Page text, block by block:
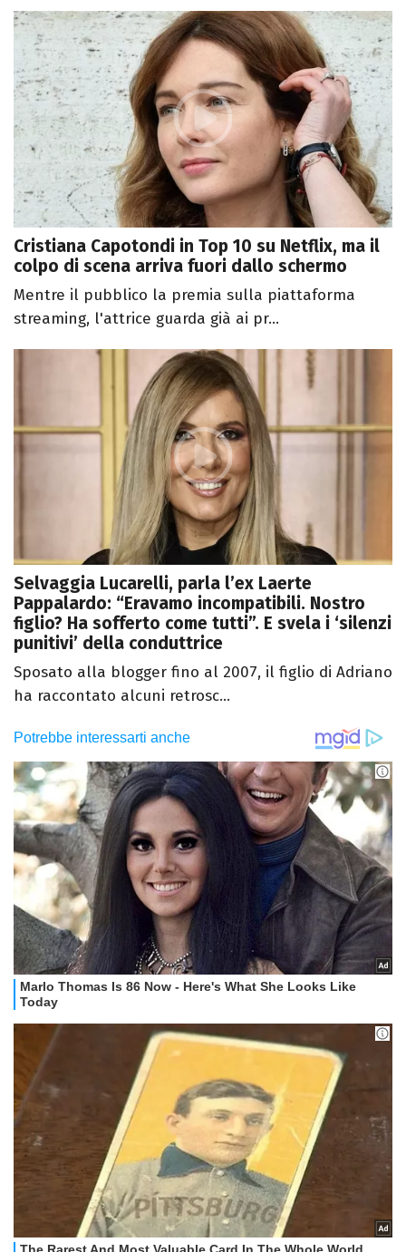
Cristiana Capotondi in Top 10 su Netflix, ma il
colpo di scena arriva fuori dallo schermo
Mentre il pubblico la premia sulla piattaforma
streaming, l'attrice guarda già ai pr...
Selvaggia Lucarelli, parla l’ex Laerte
Pappalardo: “Eravamo incompatibili. Nostro
figlio? Ha sofferto come tutti”. E svela i ‘silenzi
punitivi’ della conduttrice
Sposato alla blogger fino al 2007, il figlio di Adriano
ha raccontato alcuni retrosc...